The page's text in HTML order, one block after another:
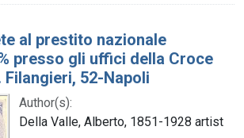
al prestito nazionale
presso gli uffici della Croce
Filangieri, 52-Napoli
Author(s):
Della Valle, Alberto, 1851-1928 artist